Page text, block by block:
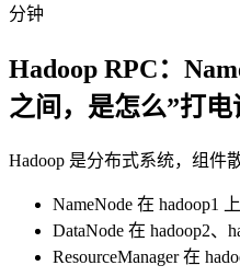
分钟
Hadoop RPC：
之间，是怎么”打电
Hadoop 是分布式系统，组件
NameNode 在 hadoop1 上
DataNode 在 hadoop2、
ResourceManager 在